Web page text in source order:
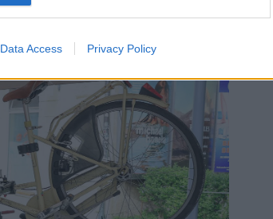
Data Access Privacy Policy